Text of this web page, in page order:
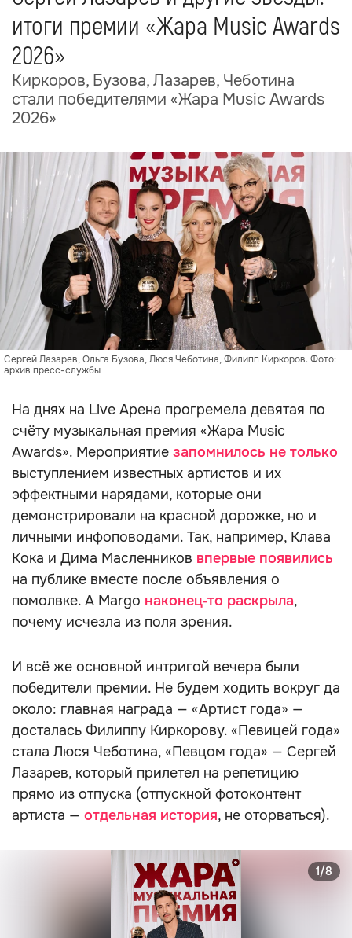
итоги премии «Жара Music Awards
2026»
Киркоров, Бузова, Лазарев, Чеботина
стали победителями «Жара Music Awards
2026»
Сергей Лазарев, Ольга Бузова, Люся Чеботина, Филипп Киркоров. Фото:
архив пресс-службы
На днях на Live Арена прогремела девятая по
счёту музыкальная премия «Жара Music
Awards». Мероприятие запомнилось не только
выступлением известных артистов и их
эффектными нарядами, которые они
демонстрировали на красной дорожке, но и
личными инфоповодами. Так, например, Клава
Кока и Дима Масленников впервые появились
на публике вместе после объявления о
помолвке. А Margo наконец‑то раскрыла,
почему исчезла из поля зрения.
И всё же основной интригой вечера были
победители премии. Не будем ходить вокруг да
около: главная награда — «Артист года» —
досталась Филиппу Киркорову. «Певицей года»
стала Люся Чеботина, «Певцом года» — Сергей
Лазарев, который прилетел на репетицию
прямо из отпуска (отпускной фотоконтент
артиста — отдельная история, не оторваться).
1/8